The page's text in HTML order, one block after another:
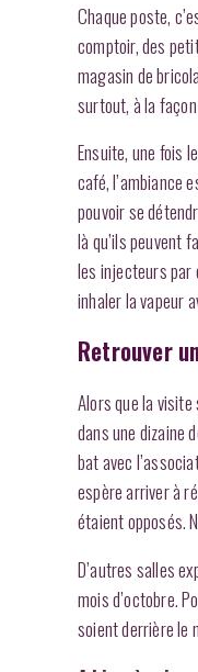
Chaque poste,
comptoir, des
magasin de
surtout, à la
Ensuite, une fois
café, l’ambiance
pouvoir se
là qu’ils peuvent
les injecteurs par
inhaler la vapeur
Retrouver
Alors que la
dans une dizaine
bat avec
espère arriver à
étaient opposés.
D’autres salles
mois d’octobre.
soient derrière le